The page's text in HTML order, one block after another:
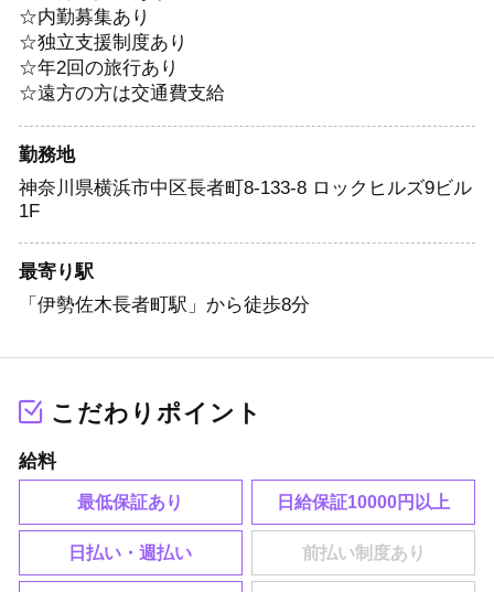
☆内勤募集あり
☆独立支援制度あり
☆年2回の旅行あり
☆遠方の方は交通費支給
勤務地
神奈川県横浜市中区長者町8-133-8 ロックヒルズ9ビル
1F
最寄り駅
「伊勢佐木長者町駅」から徒歩8分
こだわりポイント
給料
最低保証あり 日給保証10000円以上
日払い・週払い